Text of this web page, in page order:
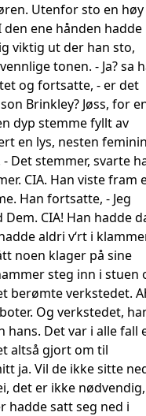
Utenfor sto en høy
ene hånden hadde
viktig ut der han sto,
tonen. - Ja? sa
og fortsatte, - er det
Brinkley? Jøss, for
dyp stemme fyllt av
en lys, nesten
Det stemmer, svarte
CIA. Han viste fram
Han fortsatte, - Jeg
CIA! Han hadde
aldri v‘rt i
noen klager på sine
steg inn i stuen
berømte verkstedet.
Og verkstedet,
hans. Det var i alle fall
altså gjort om til
ja. Vil de ikke sitte
det er ikke nødvendig,
hadde satt seg ned i